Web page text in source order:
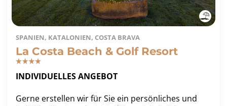
SPANIEN, KATALONIEN, COSTA BRAVA
La Costa Beach & Golf Resort
INDIVIDUELLES ANGEBOT
Gerne erstellen wir für Sie ein persönliches und